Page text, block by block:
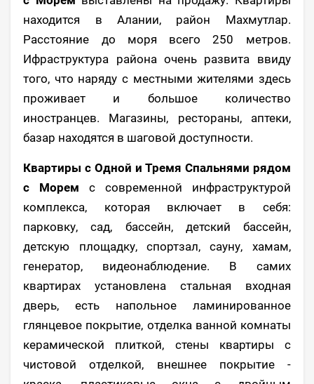
находится в Алании, район Махмутлар.
Расстояние до моря всего 250 метров.
Ифраструктура района очень развита ввиду
того, что наряду с местными жителями здесь
проживает и большое количество
иностранцев. Магазины, рестораны, аптеки,
базар находятся в шаговой доступности.
Квартиры с Одной и Тремя Спальнями рядом
с Морем с современной инфраструктурой
комплекса, которая включает в себя:
парковку, сад, бассейн, детский бассейн,
детскую площадку, спортзал, сауну, хамам,
генератор, видеонаблюдение. В самих
квартирах установлена стальная входная
дверь, есть напольное ламинированное
глянцевое покрытие, отделка ванной комнаты
керамической плиткой, стены квартиры с
чистовой отделкой, внешнее покрытие -